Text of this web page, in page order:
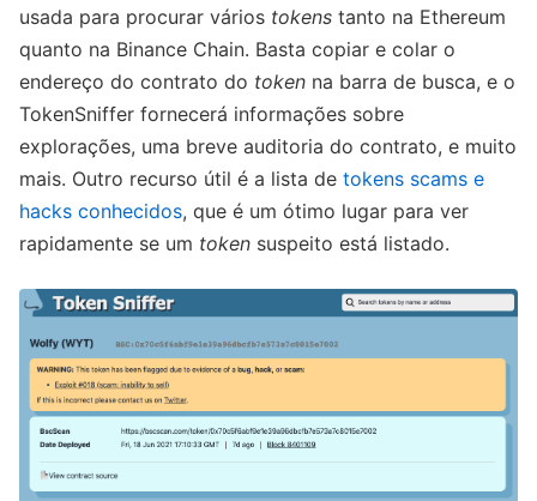
usada para procurar vários tokens tanto na Ethereum
quanto na Binance Chain. Basta copiar e colar o
endereço do contrato do token na barra de busca, e o
TokenSniffer fornecerá informações sobre
explorações, uma breve auditoria do contrato, e muito
mais. Outro recurso útil é a lista de tokens scams e
hacks conhecidos, que é um ótimo lugar para ver
rapidamente se um token suspeito está listado.